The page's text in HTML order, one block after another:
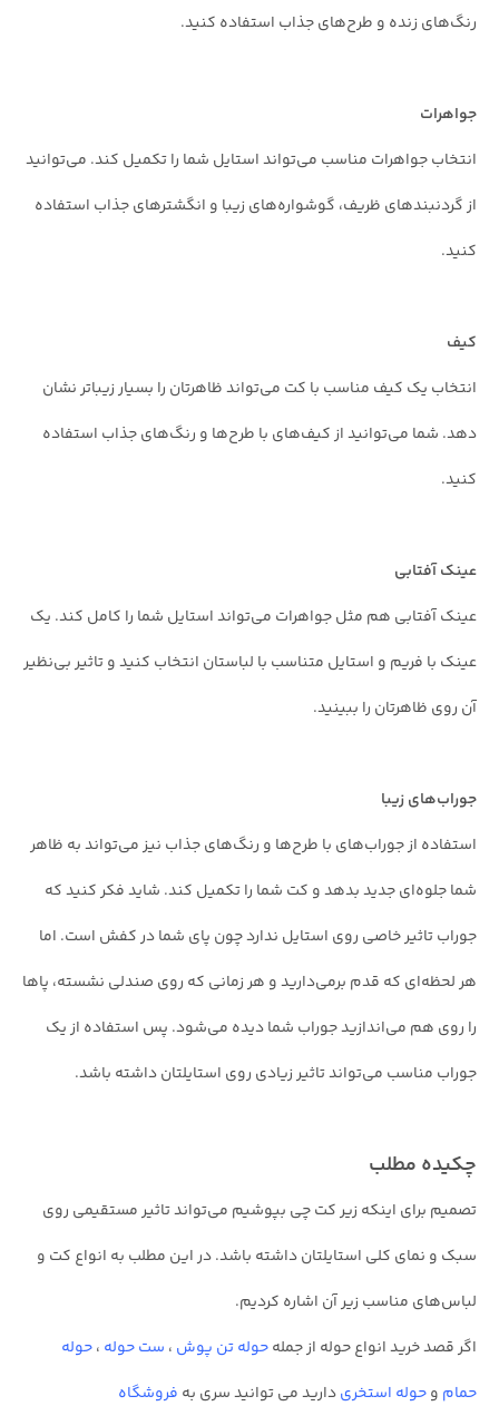
رنگ‌های زنده و طرح‌های جذاب استفاده کنید.
جواهرات
انتخاب جواهرات مناسب می‌تواند استایل شما را تکمیل کند. می‌توانید
از گردنبندهای ظریف، گوشواره‌های زیبا و انگشترهای جذاب استفاده
کنید.
کیف
انتخاب یک کیف مناسب با کت می‌تواند ظاهرتان را بسیار زیباتر نشان
دهد. شما می‌توانید از کیف‌های با طرح‌ها و رنگ‌های جذاب استفاده
کنید.
عینک آفتابی
عینک آفتابی هم مثل جواهرات می‌تواند استایل شما را کامل کند. یک
عینک با فریم و استایل متناسب با لباستان انتخاب کنید و تاثیر بی‌نظیر
آن روی ظاهرتان را ببینید.
جوراب‌های زیبا
استفاده از جوراب‌های با طرح‌ها و رنگ‌های جذاب نیز می‌تواند به ظاهر
شما جلوه‌ای جدید بدهد و کت شما را تکمیل کند. شاید فکر کنید که
جوراب تاثیر خاصی روی استایل ندارد چون پای شما در کفش است. اما
هر لحظه‌ای که قدم برمی‌دارید و هر زمانی که روی صندلی نشسته، پاها
را روی هم می‌اندازید جوراب شما دیده می‌شود. پس استفاده از یک
جوراب مناسب می‌تواند تاثیر زیادی روی استایلتان داشته باشد.
چکیده مطلب
تصمیم برای اینکه زیر کت چی بپوشیم می‌تواند تاثیر مستقیمی روی
سبک و نمای کلی استایلتان داشته باشد. در این مطلب به انواع کت و
لباس‌های مناسب زیر آن اشاره کردیم.
اگر قصد خرید انواع حوله از جملهحوله تن پوش ، ست حوله ،حوله
حمام وحوله استخریدارید می توانید سری به فروشگاه